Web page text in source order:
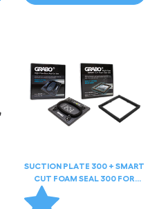
SUCTION PLATE 300 + SMART
CUT FOAM SEAL 300 FOR
GRABO HIGHFLOW